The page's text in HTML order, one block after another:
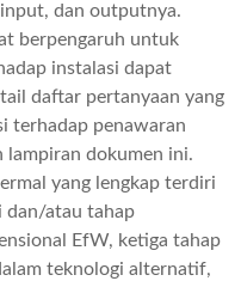
dan outputnya.
berpengaruh untuk
instalasi dapat
daftar pertanyaan yang
terhadap penawaran
lampiran dokumen ini.
yang lengkap terdiri
dan/atau tahap
EfW, ketiga tahap
teknologi alternatif,